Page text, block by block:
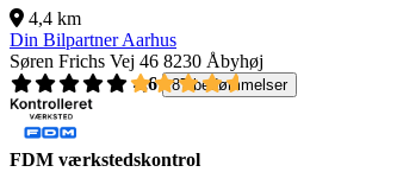
4,4 km
Din Bilpartner Aarhus
Søren Frichs Vej 46 8230 Åbyhøj
4,6
87 bedømmelser
FDM værkstedskontrol